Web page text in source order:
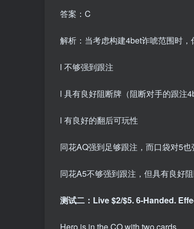
答案：C
解析：当考虑构建4bet诈唬范围时，
l 不够强到跟注
l 具有良好阻断牌（阻断对手的跟注
l 有良好的翻后可玩性
同花AQ强到足够跟注，而口袋对5
同花A5不够强到跟注，但具有良好
测试二：Live $2/$5. 6-Handed.